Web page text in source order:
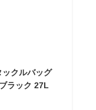
クルバッグ
ラック 27L